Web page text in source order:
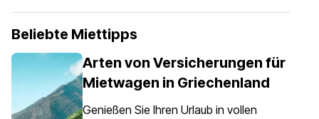
Beliebte Miettipps
Arten von Versicherungen für
Mietwagen in Griechenland
Genießen Sie Ihren Urlaub in vollen